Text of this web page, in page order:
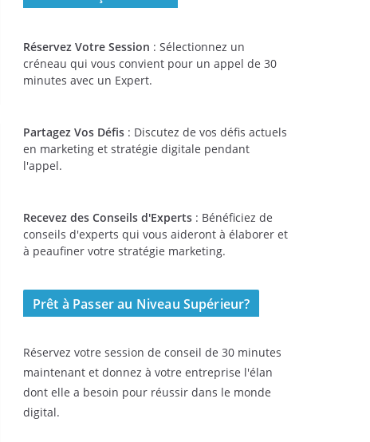
Réservez Votre Session : Sélectionnez un
créneau qui vous convient pour un appel de 30
minutes avec un Expert.
Partagez Vos Défis : Discutez de vos défis actuels
en marketing et stratégie digitale pendant
l'appel.
Recevez des Conseils d'Experts : Bénéficiez de
conseils d'experts qui vous aideront à élaborer et
à peaufiner votre stratégie marketing.
Prêt à Passer au Niveau Supérieur?
Réservez votre session de conseil de 30 minutes
maintenant et donnez à votre entreprise l'élan
dont elle a besoin pour réussir dans le monde
digital.